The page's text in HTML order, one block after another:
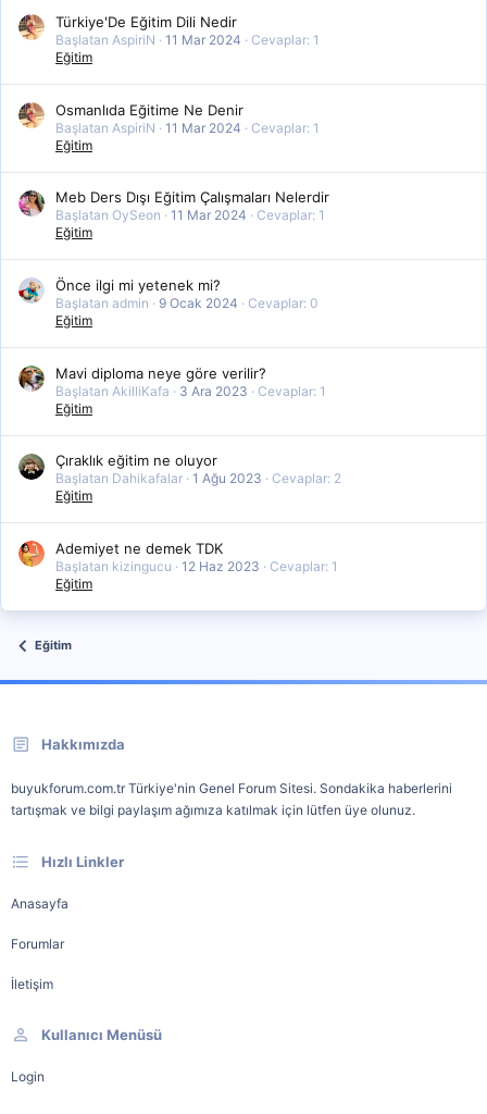
Türkiye'De Eğitim Dili Nedir
Başlatan AspiriN 11 Mar 2024
Cevaplar: 1
Eğitim
Osmanlıda Eğitime Ne Denir
Başlatan AspiriN 11 Mar 2024
Cevaplar: 1
Eğitim
Meb Ders Dışı Eğitim Çalışmaları Nelerdir
Başlatan OySeon 11 Mar 2024
Cevaplar: 1
Eğitim
Önce ilgi mi yetenek mi?
Başlatan admin 9 Ocak 2024
Cevaplar: 0
Eğitim
Mavi diploma neye göre verilir?
Başlatan AkilliKafa 3 Ara 2023
Cevaplar: 1
Eğitim
Çıraklık eğitim ne oluyor
Başlatan Dahikafalar 1 Ağu 2023
Cevaplar: 2
Eğitim
Ademiyet ne demek TDK
Başlatan kizingucu 12 Haz 2023
Cevaplar: 1
Eğitim
Eğitim
Hakkımızda
buyukforum.com.tr Türkiye'nin Genel Forum Sitesi. Sondakika haberlerini
tartışmak ve bilgi paylaşım ağımıza katılmak için lütfen üye olunuz.
Hızlı Linkler
Anasayfa
Forumlar
İletişim
Kullanıcı Menüsü
Login